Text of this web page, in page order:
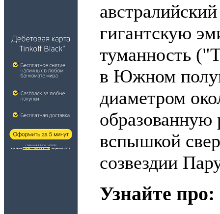
гигантскую
туманность
в Южном
диаметром
образованную
вспышкой
созвездии
Узнайте про: